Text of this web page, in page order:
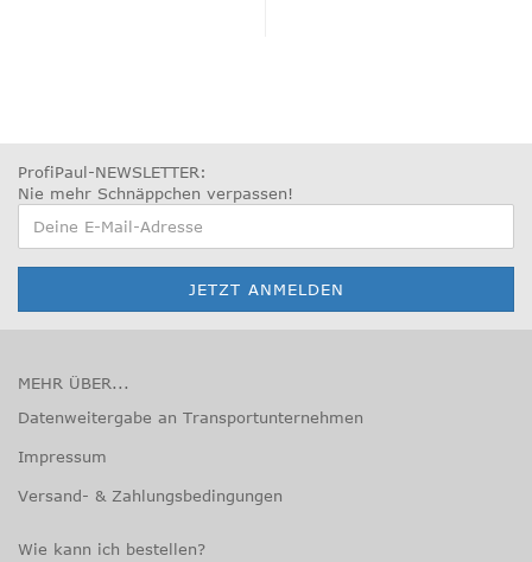
ProfiPaul-NEWSLETTER:
Nie mehr Schnäppchen verpassen!
MEHR ÜBER...
Datenweitergabe an Transportunternehmen
Impressum
Versand- & Zahlungsbedingungen
Wie kann ich bestellen?